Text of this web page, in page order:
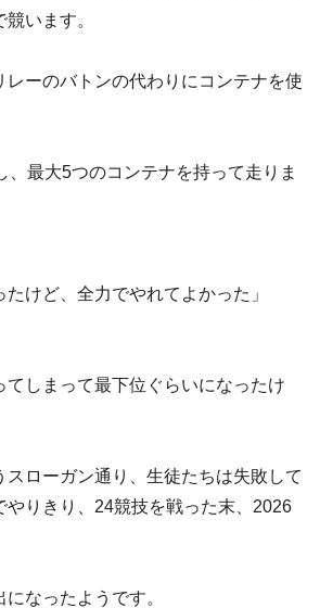
います。
レーのバトンの代わりにコンテナを使
、最大5つのコンテナを持って走りま
たけど、全力でやれてよかった」
てしまって最下位ぐらいになったけ
スローガン通り、生徒たちは失敗して
やりきり、24競技を戦った末、2026
なったようです。